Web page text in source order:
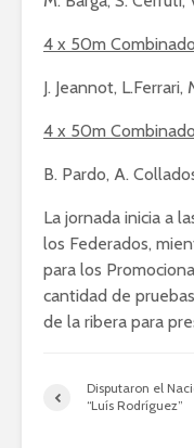
4 x 50m
J. Jeannot,
4 x 50m
B. Pardo, A.
La jornada inicia a
los Federados,
para los
cantidad de
de la ribera para
Disputaron el
“Luís Rodríguez”